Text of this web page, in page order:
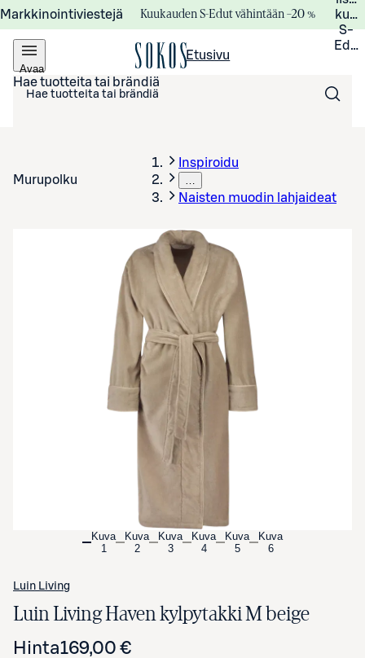
Markkinointiviestejä Kuukauden S-Edut vähintään –20 %
S-
Avaa
valikko
Etusivu
Hae tuotteita tai brändiä
Murupolku
Inspiroidu
…
Naisten muodin lahjaideat
Avaa tuotekuva suurennettuna
Kuva
1
Kuva
2
Kuva
3
Kuva
4
Kuva
5
Kuva
6
Luin Living
Luin Living Haven kylpytakki M beige
Hinta169,00 €